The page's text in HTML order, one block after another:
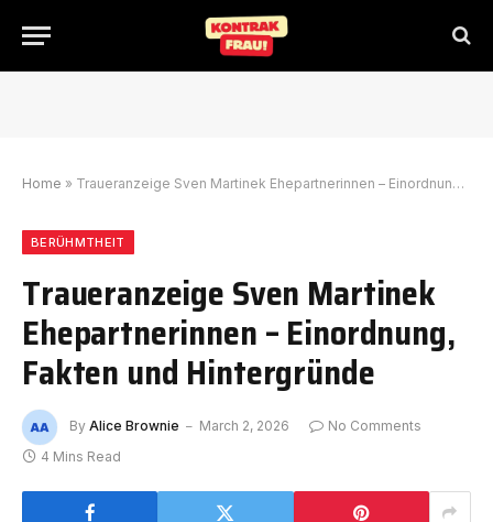
Home » Traueranzeige Sven Martinek Ehepartnerinnen – Einordnung, Fakten und Hintergründe
BERÜHMTHEIT
Traueranzeige Sven Martinek
Ehepartnerinnen – Einordnung,
Fakten und Hintergründe
By Alice Brownie March 2, 2026
No Comments
4 Mins Read